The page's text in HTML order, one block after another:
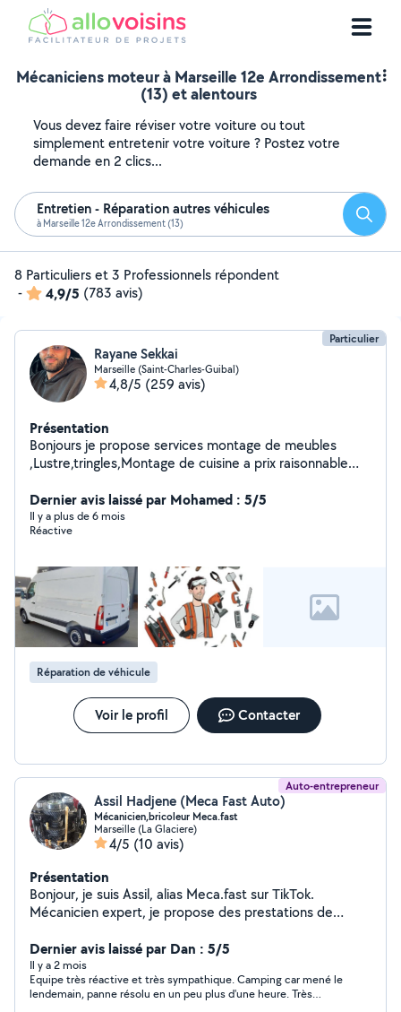
Mécaniciens moteur à Marseille 12e Arrondissement
(13) et alentours
Vous devez faire réviser votre voiture ou tout
simplement entretenir votre voiture ? Postez votre
demande en 2 clics...
Entretien - Réparation autres véhicules
à Marseille 12e Arrondissement (13)
8 Particuliers et 3 Professionnels répondent
-
4,9/5 (783 avis)
Particulier
Rayane Sekkai
Marseille (Saint-Charles-Guibal)
4,8/5 (259 avis)
Présentation
Bonjours je propose services montage de meubles
,Lustre,tringles,Montage de cuisine a prix raisonnable
Dernier avis laissé par Mohamed : 5/5
Il y a plus de 6 mois
Réactive
Réparation de véhicule
Voir le profil Contacter
Auto-entrepreneur
Assil Hadjene (Meca Fast Auto)
Mécanicien,bricoleur Meca.fast
Marseille (La Glaciere)
4/5 (10 avis)
Présentation
Bonjour, je suis Assil, alias Meca.fast sur TikTok.
Mécanicien expert, je propose des prestations de
spécialisé en boîte auto DSG) de qualité et à tarifs
compétitifs. Pour toute demande zéro six, soixante-huit,
zéro sept, quarante-neuf, trente-quatre er retrouvez-
moi sur TikTok.
Dernier avis laissé par Dan : 5/5
Il y a 2 mois
Equipe très réactive et très sympathique. Camping car mené le
lendemain, panne résolu en un peu plus d'une heure. Très